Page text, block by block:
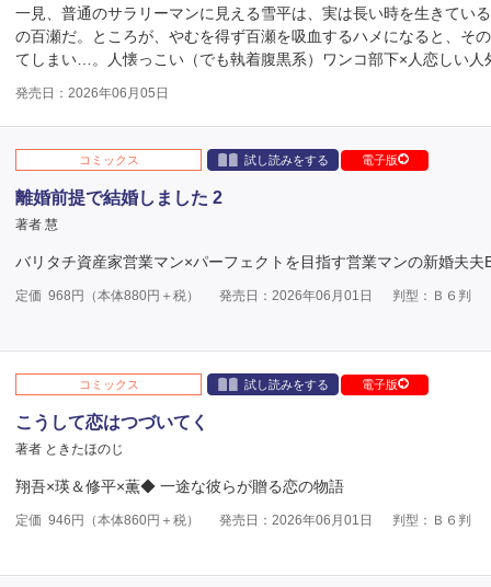
一見、普通のサラリーマンに見える雪平は、実は長い時を生きてい
の百瀬だ。ところが、やむを得ず百瀬を吸血するハメになると、そ
てしまい…。人懐っこい（でも執着腹黒系）ワンコ部下×人恋しい人
発売日：2026年06月05日
コミックス 試し読みをする 電子版
離婚前提で結婚しました 2
著者 慧
バリタチ資産家営業マン×パーフェクトを目指す営業マンの新婚夫夫
定価 968 円（本体880円＋税） 発売日：2026年06月01日 判型：Ｂ６判
コミックス 試し読みをする 電子版
こうして恋はつづいてく
著者 ときたほのじ
翔吾×瑛＆修平×薫◆ 一途な彼らが贈る恋の物語
定価 946 円（本体860円＋税） 発売日：2026年06月01日 判型：Ｂ６判